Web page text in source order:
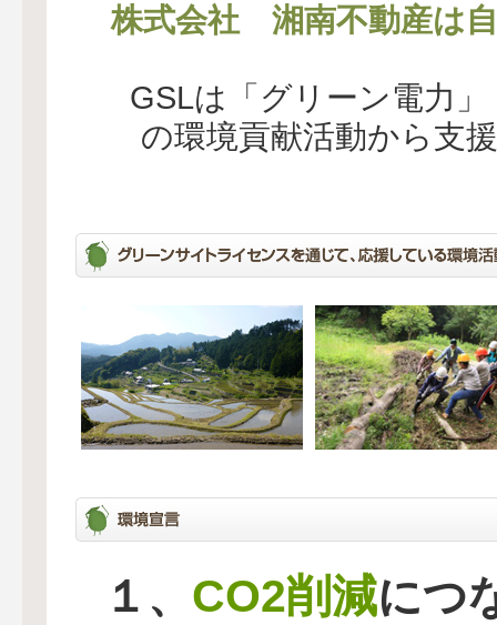
株式会社 湘南不動産は
GSLは「グリーン電力
の環境貢献活動から支
１、 CO2削減につ